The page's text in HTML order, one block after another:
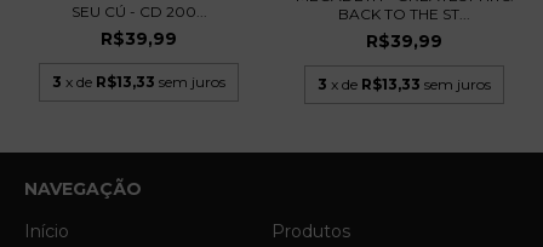
SEU CÚ - CD 200...
R$39,99
3 x de R$13,33 sem juros
BACK TO THE ST...
R$39,99
3 x de R$13,33 sem juros
NAVEGAÇÃO
Início
Produtos